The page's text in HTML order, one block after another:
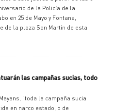
de la Policía de la
en 25 de Mayo y Fontana,
de la plaza San Martín de esta
las campañas sucias, todo
"toda la campaña sucia
en narco estado, o de